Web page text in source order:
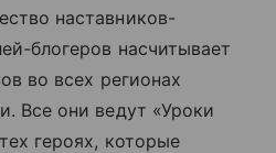
наставников-
блогеров насчитывает
во всех регионах
Все они ведут «Уроки
героях, которые